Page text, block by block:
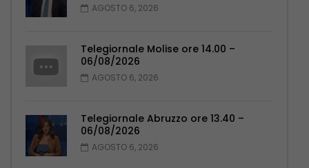
AGOSTO 6, 2026
Telegiornale Molise ore 14.00 –
06/08/2026
AGOSTO 6, 2026
Telegiornale Abruzzo ore 13.40 –
06/08/2026
AGOSTO 6, 2026